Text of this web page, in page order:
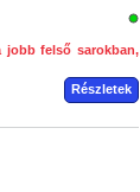
jobb felső sarokban,
Részletek